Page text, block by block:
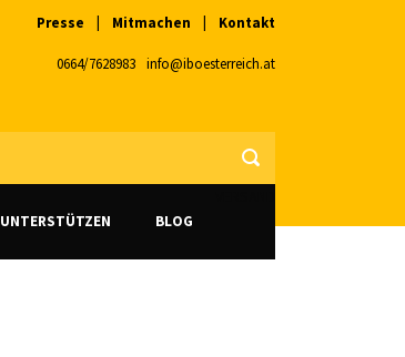
Presse Mitmachen Kontakt
0664/7628983 info@iboesterreich.at
UNTERSTÜTZEN BLOG